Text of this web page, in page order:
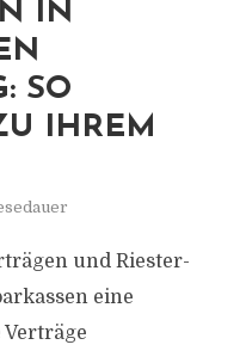
IN
SO
IHREM
und Riester-
eine